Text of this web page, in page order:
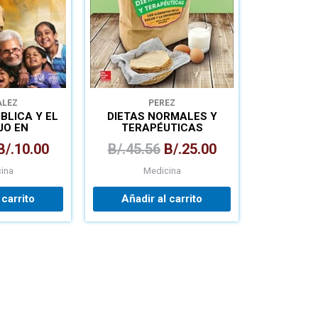
Y EL
EN
.10.00
PEREZ
DIETAS NORMALES Y
TERAPÉUTICAS
B/.45.56 B/.25.00
Medicina
Añadir al carrito